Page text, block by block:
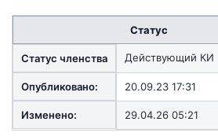
Статус
Статус членства Действующий КИ
Опубликовано: 20.09.23 17:31
Изменено: 29.04.26 05:21